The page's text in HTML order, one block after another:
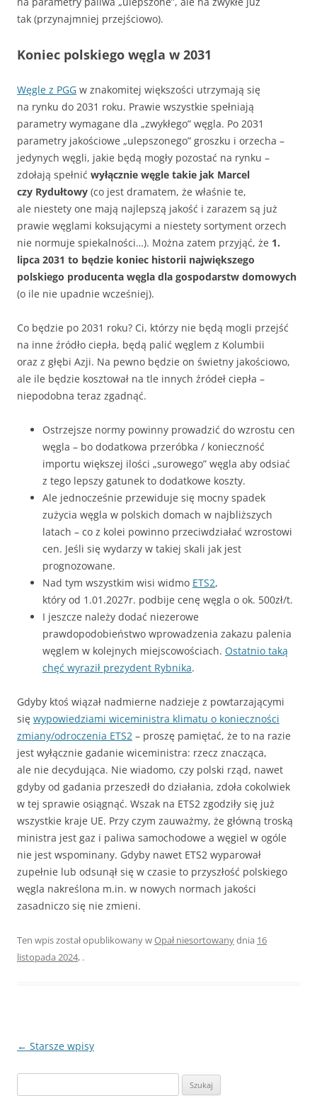
tak (przynajmniej przejściowo).
Koniec polskiego węgla w 2031
Węgle z PGG w znakomitej większości utrzymają się
na rynku do 2031 roku. Prawie wszystkie spełniają
parametry wymagane dla „zwykłego” węgla. Po 2031
parametry jakościowe „ulepszonego” groszku i orzecha –
jedynych węgli, jakie będą mogły pozostać na rynku –
zdołają spełnić wyłącznie węgle takie jak Marcel
czy Rydułtowy (co jest dramatem, że właśnie te,
ale niestety one mają najlepszą jakość i zarazem są już
prawie węglami koksującymi a niestety sortyment orzech
nie normuje spiekalności…). Można zatem przyjąć, że 1.
lipca 2031 to będzie koniec historii największego
polskiego producenta węgla dla gospodarstw domowych
(o ile nie upadnie wcześniej).
Co będzie po 2031 roku? Ci, którzy nie będą mogli przejść
na inne źródło ciepła, będą palić węglem z Kolumbii
oraz z głębi Azji. Na pewno będzie on świetny jakościowo,
ale ile będzie kosztował na tle innych źródeł ciepła –
niepodobna teraz zgadnąć.
Ostrzejsze normy powinny prowadzić do wzrostu cen
węgla – bo dodatkowa przeróbka / konieczność
importu większej ilości „surowego” węgla aby odsiać
z tego lepszy gatunek to dodatkowe koszty.
Ale jednocześnie przewiduje się mocny spadek
zużycia węgla w polskich domach w najbliższych
latach – co z kolei powinno przeciwdziałać wzrostowi
cen. Jeśli się wydarzy w takiej skali jak jest
prognozowane.
Nad tym wszystkim wisi widmo ETS2,
który od 1.01.2027r. podbije cenę węgla o ok. 500zł/t.
I jeszcze należy dodać niezerowe
prawdopodobieństwo wprowadzenia zakazu palenia
węglem w kolejnych miejscowościach. Ostatnio taką
chęć wyraził prezydent Rybnika.
Gdyby ktoś wiązał nadmierne nadzieje z powtarzającymi
się wypowiedziami wiceministra klimatu o konieczności
zmiany/odroczenia ETS2 – proszę pamiętać, że to na razie
jest wyłącznie gadanie wiceministra: rzecz znacząca,
ale nie decydująca. Nie wiadomo, czy polski rząd, nawet
gdyby od gadania przeszedł do działania, zdoła cokolwiek
w tej sprawie osiągnąć. Wszak na ETS2 zgodziły się już
wszystkie kraje UE. Przy czym zauważmy, że główną troską
ministra jest gaz i paliwa samochodowe a węgiel w ogóle
nie jest wspominany. Gdyby nawet ETS2 wyparował
zupełnie lub odsunął się w czasie to przyszłość polskiego
węgla nakreślona m.in. w nowych normach jakości
zasadniczo się nie zmieni.
Ten wpis został opublikowany wOpał niesortowanydnia 16
listopada 2024, .
Zobacz
← Starsze wpisy